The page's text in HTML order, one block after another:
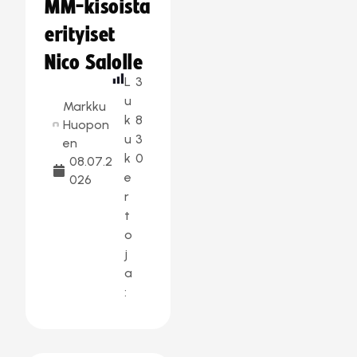
MM-kisoista
erityiset
Nico Salolle
Markku
Huopon
en
08.07.2
026
L
u
k
u
k
e
r
t
o
j
a
:
3
8
3
0